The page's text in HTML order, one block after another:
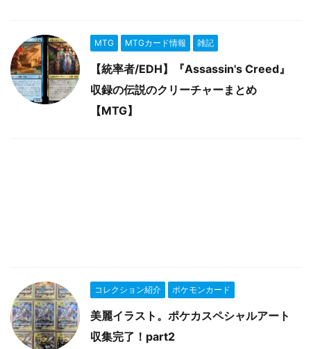
MTG MTGカード情報 雑記
【統率者/EDH】『Assassin's Creed』
収録の伝説のクリーチャーまとめ
【MTG】
コレクション紹介 ポケモンカード
美麗イラスト。ポケカスペシャルアート
収集完了！part2